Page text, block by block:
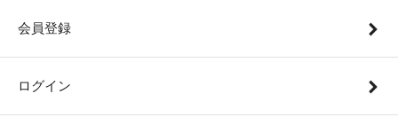
会員登録
ログイン